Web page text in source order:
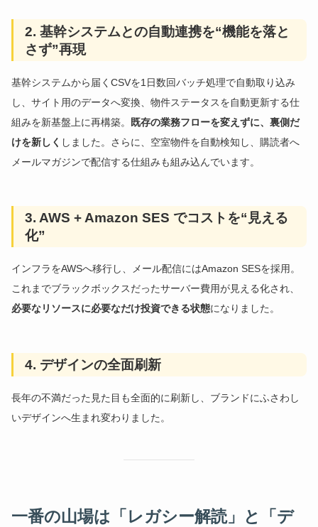
2. 基幹システムとの自動連携を“機能を落と
さず”再現
基幹システムから届くCSVを1日数回バッチ処理で自動取り込み
し、サイト用のデータへ変換、物件ステータスを自動更新する仕
組みを新基盤上に再構築。
既存の業務フローを変えずに、裏側だ
けを新しく しました。さらに、空室物件を自動検知し、購読者へ
メールマガジンで配信する仕組みも組み込んでいます。
3. AWS + Amazon SES でコストを“見える
化”
インフラをAWSへ移行し、メール配信にはAmazon SESを採用。
これまでブラックボックスだったサーバー費用が見える化され、
必要なリソースに必要なだけ投資できる状態になりました。
4. デザインの全面刷新
長年の不満だった見た目も全面的に刷新し、ブランドにふさわし
いデザインへ生まれ変わりました。
一番の山場は「レガシー解読」と「デ